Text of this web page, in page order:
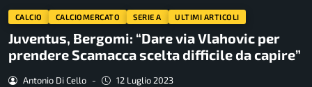
CALCIO CALCIOMERCATO SERIE A ULTIMI ARTICOLI
Juventus, Bergomi: “Dare via Vlahovic per
prendere Scamacca scelta difficile da capire”
Antonio Di Cello - 12 Luglio 2023